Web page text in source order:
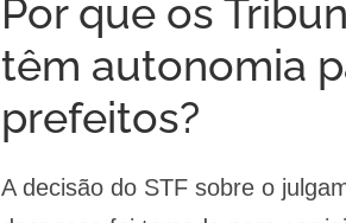
Por que os
têm autonomia
prefeitos?
A decisão do STF sobre o